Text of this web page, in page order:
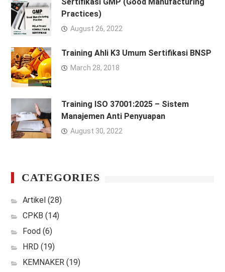
Practices)
August 26, 2022
Training Ahli K3 Umum Sertifikasi BNSP
March 28, 2018
Training ISO 37001:2025 – Sistem
Manajemen Anti Penyuapan
August 30, 2022
CATEGORIES
Artikel(28)
CPKB (14)
Food(6)
HRD (19)
KEMNAKER(19)